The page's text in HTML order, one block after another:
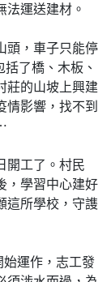
運送建材。
頭，車子只能停
了橋、木板、
莊的山坡上興建
情影響，找不到
開工了。村民
，學習中心建好
這所學校，守謢
運作，志工發